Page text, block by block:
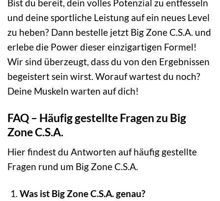
Bist du bereit, dein volles Potenzial zu entfesseln
und deine sportliche Leistung auf ein neues Level
zu heben? Dann bestelle jetzt Big Zone C.S.A. und
erlebe die Power dieser einzigartigen Formel!
Wir sind überzeugt, dass du von den Ergebnissen
begeistert sein wirst. Worauf wartest du noch?
Deine Muskeln warten auf dich!
FAQ – Häufig gestellte Fragen zu Big
Zone C.S.A.
Hier findest du Antworten auf häufig gestellte
Fragen rund um Big Zone C.S.A.
Was ist Big Zone C.S.A. genau?